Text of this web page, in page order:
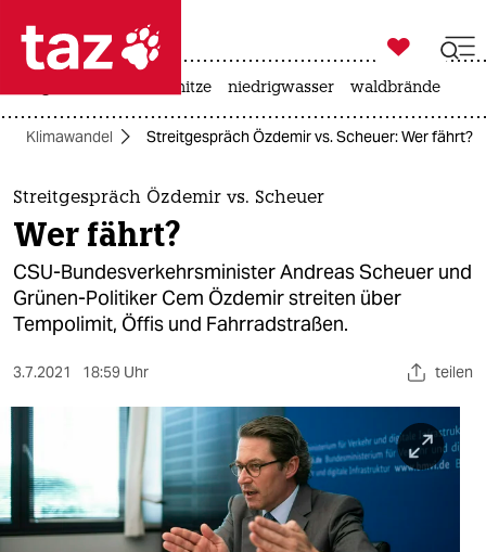
 taz zahl ich
taz zahl ich
themen
politik
öko
gesellschaft
sport
berlin
nord

taz zahl ich
hitze niedrigwasser waldbrände
Klimawandel Streitgespräch Özdemir vs. Scheuer: Wer fährt?
Streitgespräch Özdemir vs. Scheuer
Wer fährt?
CSU-Bundesverkehrsminister Andreas Scheuer und
Grünen-Politiker Cem Özdemir streiten über
Tempolimit, Öffis und Fahrradstraßen.
3.7.2021 18:59 Uhr teilen